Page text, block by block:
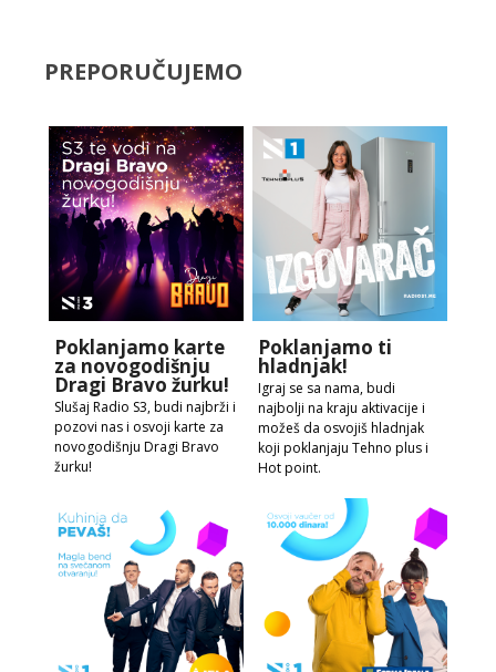
PREPORUČUJEMO
Poklanjamo karte
za novogodišnju
Dragi Bravo žurku!
Slušaj Radio S3, budi najbrži i
pozovi nas i osvoji karte za
novogodišnju Dragi Bravo
žurku!
Poklanjamo ti
hladnjak!
Igraj se sa nama, budi
najbolji na kraju aktivacije i
možeš da osvojiš hladnjak
koji poklanjaju Tehno plus i
Hot point.